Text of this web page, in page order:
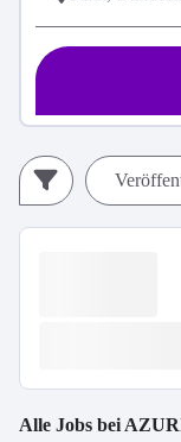
Alle Jobs bei